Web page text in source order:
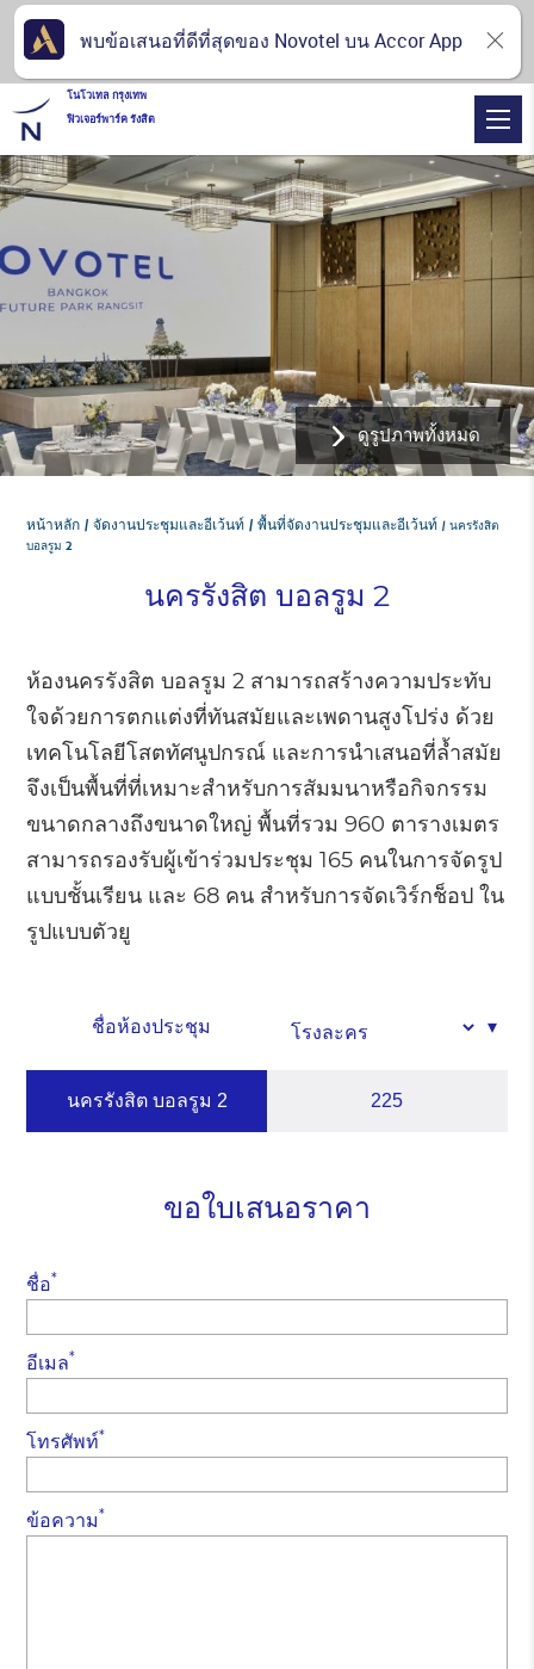
ดูรูปภาพทั้งหมด
หน้าหลัก จัดงานประชุมและอีเว้นท์ พื้นที่จัดงานประชุมและอีเว้นท์
นครรังสิต
บอลรูม 2
นครรังสิต บอลรูม 2
ห้องนครรังสิต บอลรูม 2 สามารถสร้างความประทับ
ใจด้วยการตกแต่งที่ทันสมัยและเพดานสูงโปร่ง ด้วย
เทคโนโลยีโสตทัศนูปกรณ์ และการนำเสนอที่ล้ำสมัย
จึงเป็นพื้นที่ที่เหมาะสำหรับการสัมมนาหรือกิจกรรม
ขนาดกลางถึงขนาดใหญ่ พื้นที่รวม 960 ตารางเมตร
สามารถรองรับผู้เข้าร่วมประชุม 165 คนในการจัดรูป
แบบชั้นเรียน และ 68 คน สำหรับการจัดเวิร์กช็อป ใน
รูปแบบตัวยู
ชื่อห้องประชุม
นครรังสิต บอลรูม 2 225
ขอใบเสนอราคา
ชื่อ*
อีเมล*
โทรศัพท์*
ข้อความ*
โนโวเทล กรุงเทพ
ฟิวเจอร์พาร์ค รังสิต
พบข้อเสนอที่ดีที่สุดของ Novotel บน Accor App